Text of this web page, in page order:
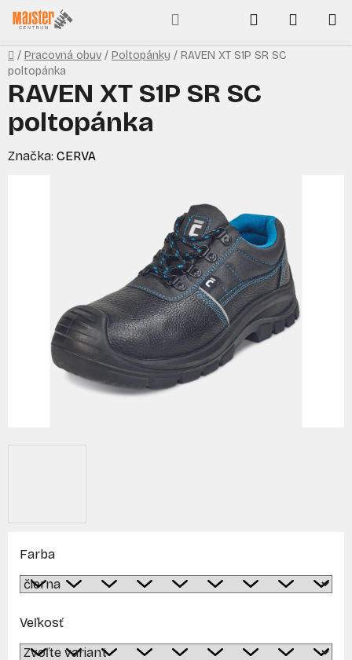
Prejsť
na
obsah
Hľadať
KOŠÍK
Domov
/ Pracovná obuv / Poltopánky / RAVEN XT S1P SR SC
poltopánka
Farba
Veľkosť
RAVEN XT S1P SR SC
poltopánka
Značka: CERVA